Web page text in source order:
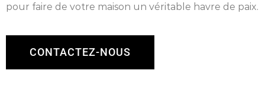
pour faire de votre maison un véritable havre de paix.
CONTACTEZ-NOUS